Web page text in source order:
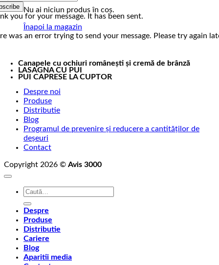
Nu ai niciun produs în coș.
Înapoi la magazin
you for your message. It has been sent.
was an error trying to send your message. Please try again
Canapele cu ochiuri românești și cremă de brânză
LASAGNA CU PUI
PUI CAPRESE LA CUPTOR
Despre noi
Produse
Distributie
Blog
Programul de prevenire și reducere a cantităților de
deșeuri
Contact
Copyright 2026 © Avis 3000
Caută
Despre
Produse
Distributie
Cariere
Blog
Aparitii media